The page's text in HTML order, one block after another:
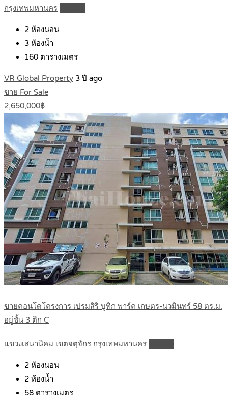
กรุงเทพมหานคร
2 ห้องนอน
3 ห้องน้ำ
160 ตารางเมตร
VR Global Property 3 ปี ago
ขาย For Sale
2,650,000฿
ขายคอนโดโครงการ เปรมสิริ บูทิก พาร์ค เกษตร-นวมินทร์ 58 ตร.ม.
อยู่ชั้น 3 ตึก C
แขวงเสนานิคม เขตจตุจักร กรุงเทพมหานคร
2 ห้องนอน
2 ห้องน้ำ
58 ตารางเมตร